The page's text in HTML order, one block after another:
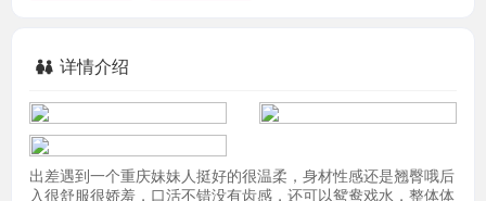
详情介绍
出差遇到一个重庆妹妹人挺好的很温柔，身材性感还是翘臀哦后
入很舒服很娇羞，口活不错没有齿感，还可以鸳鸯戏水，整体体